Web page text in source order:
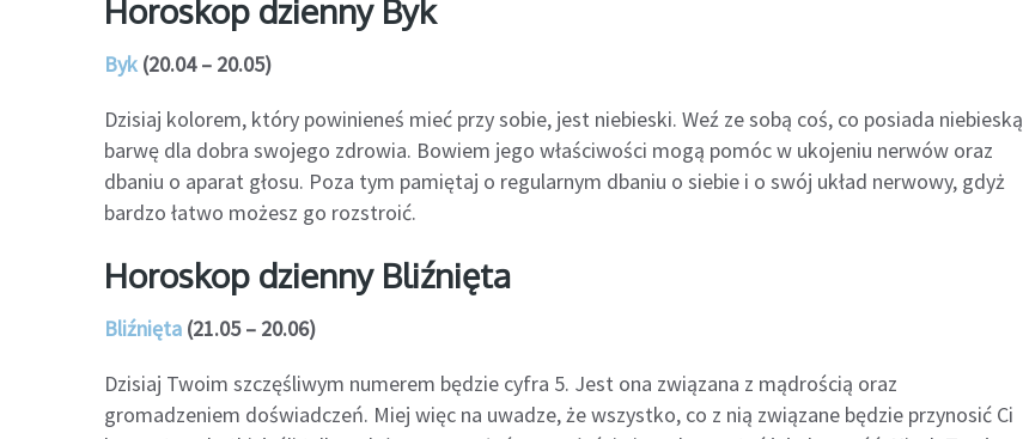
Horoskop dzienny Byk
Byk (20.04 – 20.05)
Dzisiaj kolorem, który powinieneś mieć przy sobie, jest niebieski. Weź ze sobą coś, co posiada niebieską
barwę dla dobra swojego zdrowia. Bowiem jego właściwości mogą pomóc w ukojeniu nerwów oraz
dbaniu o aparat głosu. Poza tym pamiętaj o regularnym dbaniu o siebie i o swój układ nerwowy, gdyż
bardzo łatwo możesz go rozstroić.
Horoskop dzienny Bliźnięta
Bliźnięta (21.05 – 20.06)
Dzisiaj Twoim szczęśliwym numerem będzie cyfra 5. Jest ona związana z mądrością oraz
gromadzeniem doświadczeń. Miej więc na uwadze, że wszystko, co z nią związane będzie przynosić Ci